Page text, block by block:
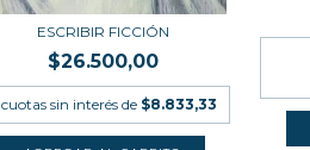
ESCRIBIR FICCIÓN
$26.500,00
cuotas sin interés de $8.833,33